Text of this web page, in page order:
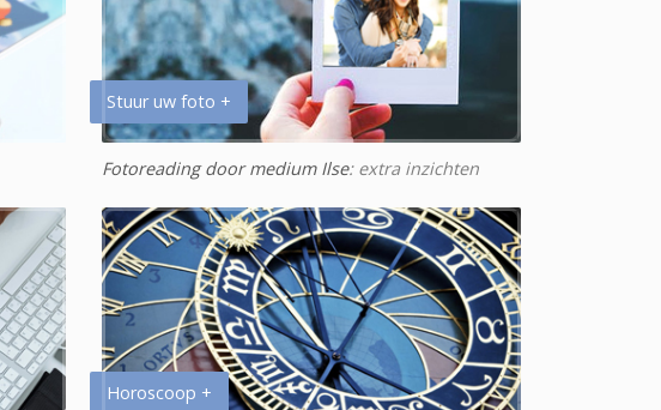
Stuur uw foto +
Fotoreading door medium Ilse: extra inzichten
Horoscoop +